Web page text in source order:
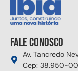
Fale conosco
Av. Tancredo
Cep: 38.950-